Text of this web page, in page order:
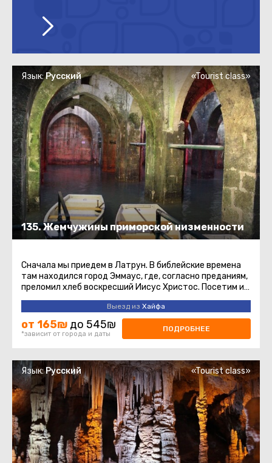
135. Жемчужины приморской низменности
Язык:Русский «Tourist class»
Сначала мы приедем в Латрун. В библейские времена
там находился город Эммаус, где, согласно преданиям,
преломил хлеб воскресший Иисус Христос. Посетим и
магазин знаменитых ...
Выезд из Хайфа
от 165₪ до 545₪
*зависит от города и даты
ПОДРОБНЕЕ
Язык:Русский «Tourist class»